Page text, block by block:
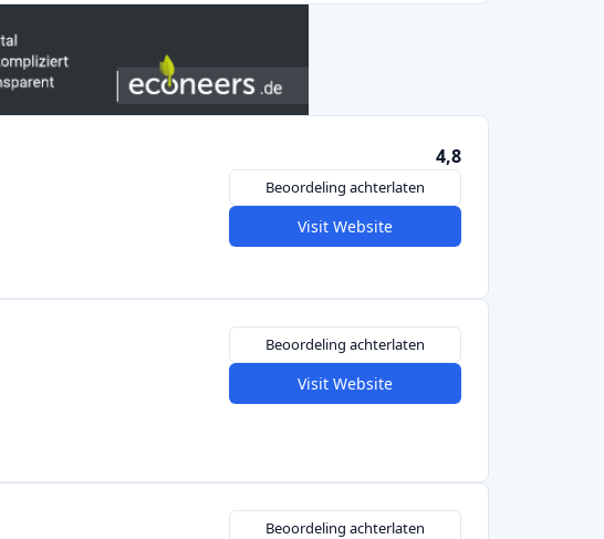
4,8
Beoordeling achterlaten
Visit Website
Beoordeling achterlaten
Visit Website
Beoordeling achterlaten